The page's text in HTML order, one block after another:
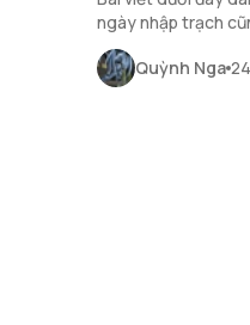
ngày nhập trạch
Quỳnh Nga